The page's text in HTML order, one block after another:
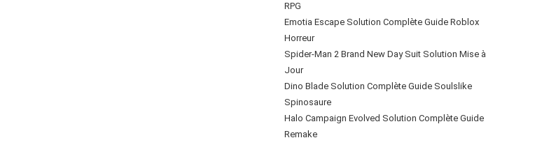
RPG
Emotia Escape Solution Complète Guide Roblox
Horreur
Spider-Man 2 Brand New Day Suit Solution Mise à
Jour
Dino Blade Solution Complète Guide Soulslike
Spinosaure
Halo Campaign Evolved Solution Complète Guide
Remake